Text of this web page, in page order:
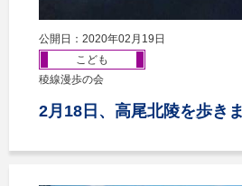
公開日：2020年02月19日
こども
稜線漫歩の会
2月18日、高尾北陵を歩きま